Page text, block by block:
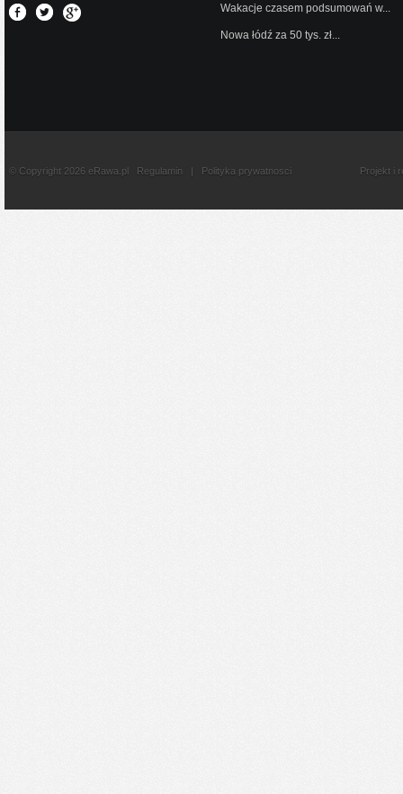
Wakacje czasem podsumowań w...
Nowa łódź za 50 tys. zł...
© Copyright 2026 eRawa.pl Regulamin | Polityka prywatnosci Projekt i